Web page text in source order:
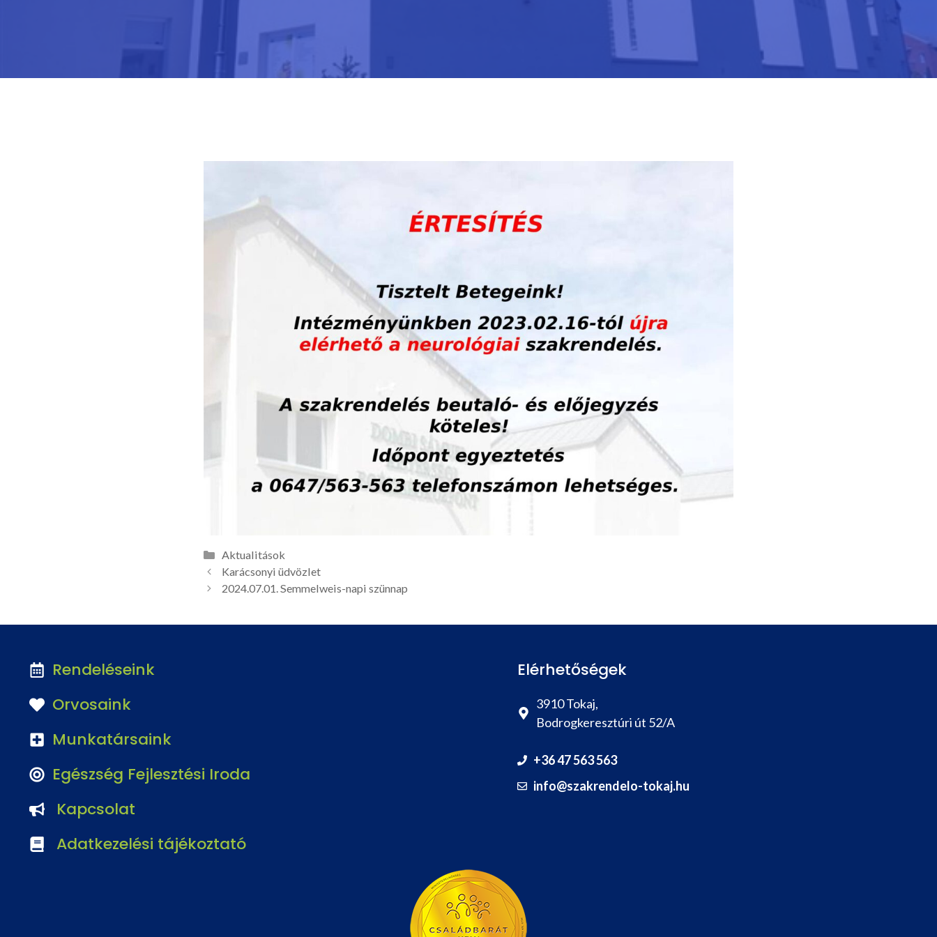
Kategória
Aktualitások
Karácsonyi üdvözlet
2024.07.01. Semmelweis-napi szünnap
Rendeléseink
Orvosaink
Munkatársaink
Egészség Fejlesztési Iroda
Kapcsolat
Adatkezelési tájékoztató
Elérhetőségek
3910 Tokaj,
Bodrogkeresztúri út 52/A
+36 47 563 563
info@szakrendelo-tokaj.hu